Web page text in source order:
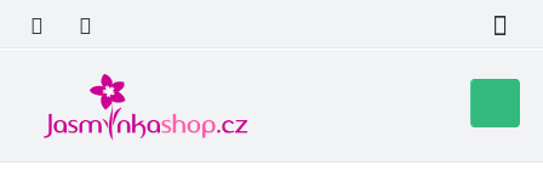
obsah
košík